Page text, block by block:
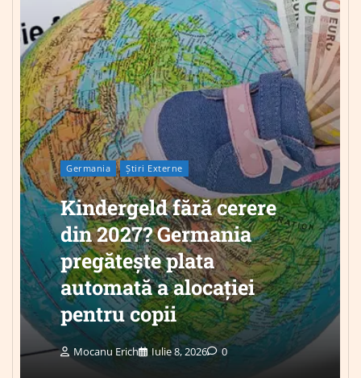
Germania Știri Externe
Kindergeld fără cerere
din 2027? Germania
pregătește plata
automată a alocației
pentru copii
Mocanu Erich Iulie 8, 2026 0